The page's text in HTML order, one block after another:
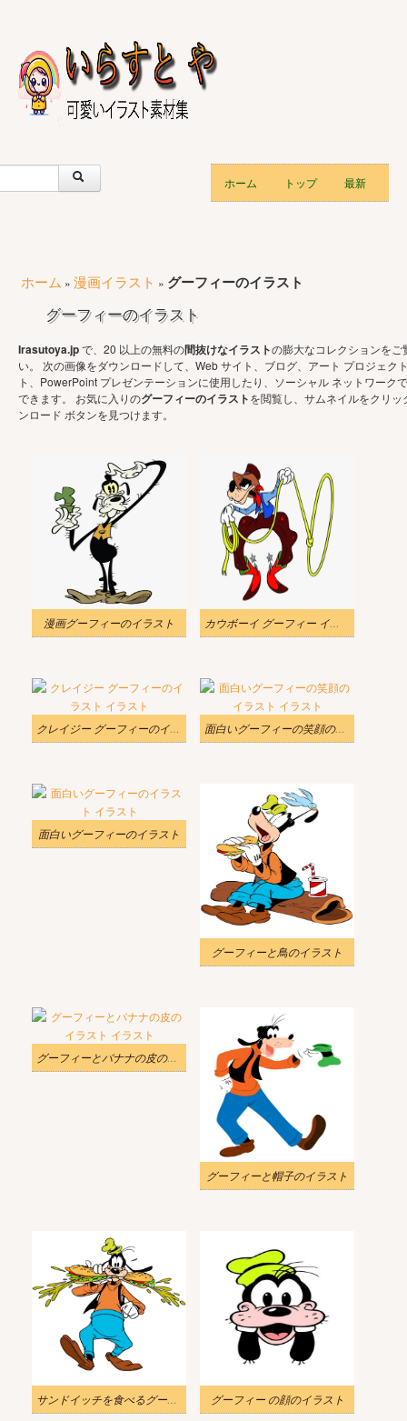
ホーム トップ 最新
ホーム » 漫画イラスト » グーフィーのイラスト
グーフィーのイラスト
Irasutoya.jpで、20 以上の無料の間抜けなイラストの膨大なコレクションをご
い。 次の画像をダウンロードして、Web サイト、ブログ、アート プロジェク
ト、PowerPoint プレゼンテーションに使用したり、ソーシャル ネットワーク
できます。 お気に入りのグーフィーのイラストを閲覧し、サムネイルをクリッ
ンロード ボタンを見つけます。
漫画グーフィーのイラスト カウボーイ グーフィー イラスト
クレイジー グーフィーのイラスト 面白いグーフィーの笑顔のイラスト
面白いグーフィーのイラスト
グーフィーと鳥のイラスト
グーフィーとバナナの皮のイラスト
グーフィーと帽子のイラスト
サンドイッチを食べるグーフィーのイラスト グーフィー の顔のイラスト